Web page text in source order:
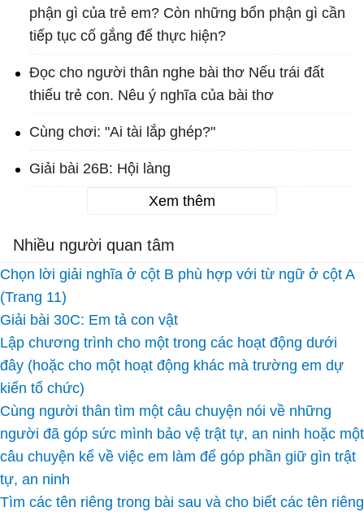
phận gì của trẻ em? Còn những bổn phận gì cần
tiếp tục cố gắng để thực hiện?
Đọc cho người thân nghe bài thơ Nếu trái đất
thiếu trẻ con. Nêu ý nghĩa của bài thơ
Cùng chơi: "Ai tài lắp ghép?"
Giải bài 26B: Hội làng
Xem thêm
Nhiều người quan tâm
Chọn lời giải nghĩa ở cột B phù hợp với từ ngữ ở cột A
(Trang 11)
Giải bài 30C: Em tả con vật
Lập chương trình cho một trong các hoạt động dưới
đây (hoặc cho một hoạt động khác mà trường em dự
kiến tổ chức)
Cùng người thân tìm một câu chuyện nói về những
người đã góp sức mình bảo vệ trật tự, an ninh hoặc một
câu chuyện kể về việc em làm để góp phần giữ gìn trật
tự, an ninh
Tìm các tên riêng trong bài sau và cho biết các tên riêng